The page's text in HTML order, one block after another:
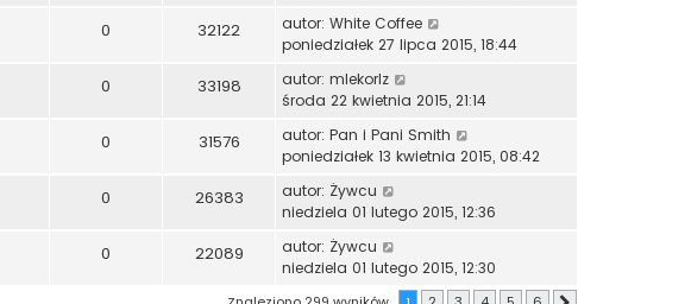
0 32122 autor: White Coffee
poniedziałek 27 lipca 2015, 18:44
0 33198 autor: mlekorlz
środa 22 kwietnia 2015, 21:14
0 31576 autor: Pan i Pani Smith
poniedziałek 13 kwietnia 2015, 08:42
0 26383 autor: Żywcu
niedziela 01 lutego 2015, 12:36
0 22089 autor: Żywcu
niedziela 01 lutego 2015, 12:30